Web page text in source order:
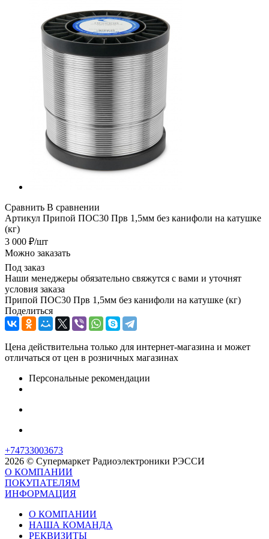
Сравнить В сравнении
Артикул Припой ПОС30 Прв 1,5мм без канифоли на катушке
(кг)
3 000 ₽/шт
Можно заказать
Под заказ
Наши менеджеры обязательно свяжутся с вами и уточнят
условия заказа
Припой ПОС30 Прв 1,5мм без канифоли на катушке (кг)
Поделиться
Цена действительна только для интернет-магазина и может
отличаться от цен в розничных магазинах
Персональные рекомендации
+74733003673
2026 © Супермаркет Радиоэлектроники РЭССИ
О КОМПАНИИ
ПОКУПАТЕЛЯМ
ИНФОРМАЦИЯ
О КОМПАНИИ
НАША КОМАНДА
РЕКВИЗИТЫ